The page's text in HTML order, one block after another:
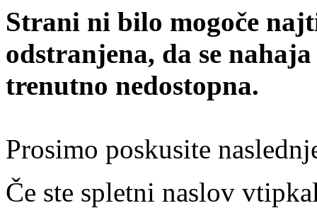
Strani ni bilo mogoče
odstranjena, da se
trenutno nedostopna.
Prosimo poskusite
Če ste spletni naslov